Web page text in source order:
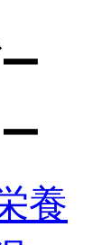
養